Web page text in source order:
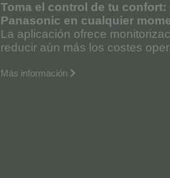
Toma el control de tu
Panasonic en cualquier
La aplicación ofrece
reducir aún más los costes
Más información